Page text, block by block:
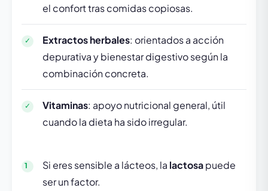
el confort tras comidas copiosas.
Extractos herbales: orientados a acción
depurativa y bienestar digestivo según la
combinación concreta.
Vitaminas: apoyo nutricional general, útil
cuando la dieta ha sido irregular.
Si eres sensible a lácteos, la lactosapuede
ser un factor.